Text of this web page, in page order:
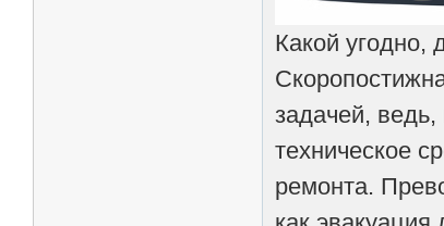
Какой угодно,
задачей,
техническое
ремонта.